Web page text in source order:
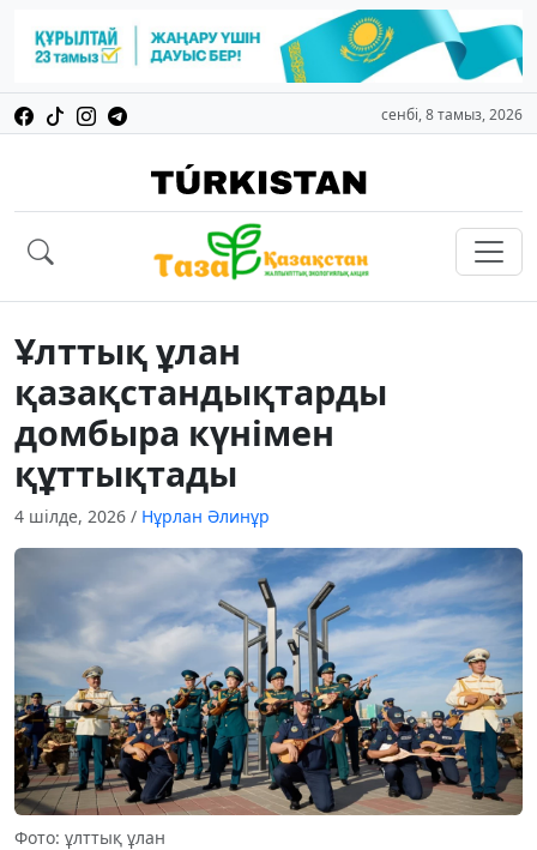
сенбі, 8 тамыз, 2026
Ұлттық ұлан
қазақстандықтарды
домбыра күнімен
құттықтады
4 шілде, 2026 / Нұрлан Әлинұр
Фото: ұлттық ұлан